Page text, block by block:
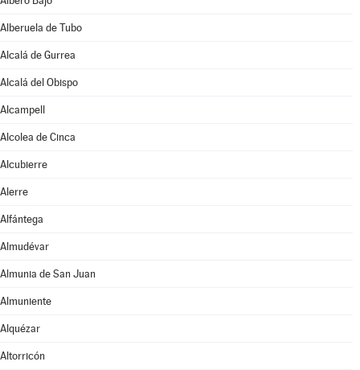
Alberuela de Tubo
Alcalá de Gurrea
Alcalá del Obispo
Alcampell
Alcolea de Cinca
Alcubierre
Alerre
Alfántega
Almudévar
Almunia de San Juan
Almuniente
Alquézar
Altorricón